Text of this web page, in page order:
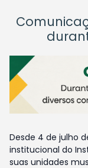
Desde 4 de julho
institucional do
suas unidades